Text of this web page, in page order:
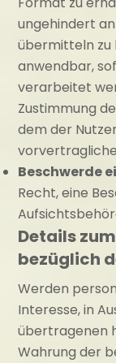
ungehindert
übermitteln zu
anwendbar,
verarbeitet
Zustimmung
dem der
Beschwerde
Recht, eine
Details
bezüglich
Werden
Interesse, in
übertragenen
Wahrung der